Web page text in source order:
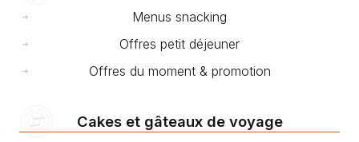
Menus snacking
Offres petit déjeuner
Offres du moment & promotion
Cakes et gâteaux de voyage